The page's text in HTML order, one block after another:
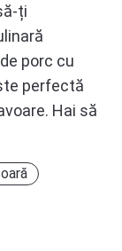
ți
porc cu
perfectă
Hai să